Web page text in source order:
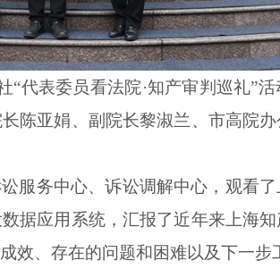
“代表委员看法院·知产审判巡礼”活
长陈亚娟、 副院长黎淑兰 、 市高院
服务中心、诉讼调解中心 ， 观看
据应用 系统，汇报了近年来上海
效、存在的问题和困难以及下一步